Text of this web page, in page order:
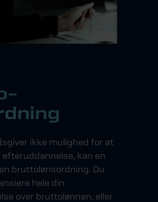
ikke mulighed for at
kan en
bruttolønsordning. Du
hele din
over bruttolønnen, eller